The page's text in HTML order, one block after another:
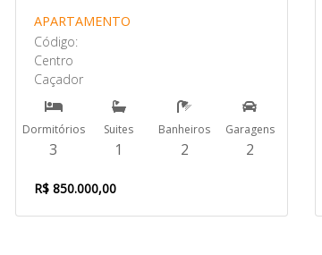
APARTAMENTO
Código:
Centro
Caçador
Dormitórios
3
Suites
1
Banheiros
2
Garagens
2
R$ 850.000,00